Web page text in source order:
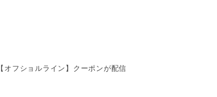
フショルライン】クーポンが配信